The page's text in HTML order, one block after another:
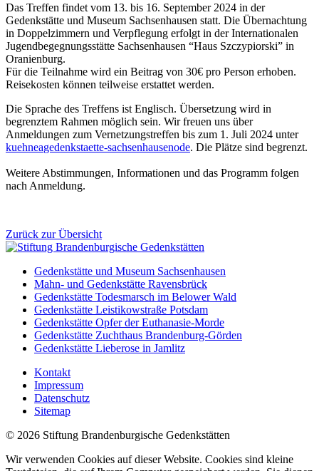
Das Treffen findet vom 13. bis 16. September 2024 in der
Gedenkstätte und Museum Sachsenhausen statt. Die Übernachtung
in Doppelzimmern und Verpflegung erfolgt in der Internationalen
Jugendbegegnungsstätte Sachsenhausen “Haus Szczypiorski” in
Oranienburg.
Für die Teilnahme wird ein Beitrag von 30€ pro Person erhoben.
Reisekosten können teilweise erstattet werden.
Die Sprache des Treffens ist Englisch. Übersetzung wird in
begrenztem Rahmen möglich sein. Wir freuen uns über
Anmeldungen zum Vernetzungstreffen bis zum 1. Juli 2024 unter
kuehneagedenkstaette-sachsenhausenode. Die Plätze sind begrenzt.
Weitere Abstimmungen, Informationen und das Programm folgen
nach Anmeldung.
Zurück zur Übersicht
Gedenkstätte und Museum Sachsenhausen
Mahn- und Gedenkstätte Ravensbrück
Gedenkstätte Todesmarsch im Belower Wald
Gedenkstätte Leistikowstraße Potsdam
Gedenkstätte Opfer der Euthanasie-Morde
Gedenkstätte Zuchthaus Brandenburg-Görden
Gedenkstätte Lieberose in Jamlitz
Kontakt
Impressum
Datenschutz
Sitemap
© 2026 Stiftung Brandenburgische Gedenkstätten
Wir verwenden Cookies auf dieser Website. Cookies sind kleine